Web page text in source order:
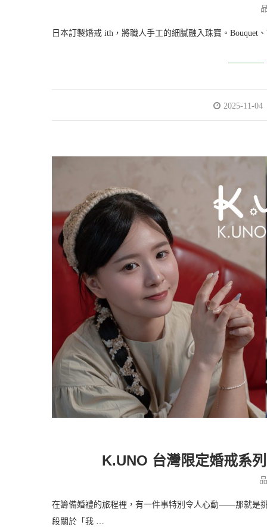
日本訂製婚戒 ith，將職人手工的細膩融入珠寶。Bouquet
2025-11-04
K.UNO 台灣限定婚戒系
在籌備婚禮的旅程裡，有一件事特別令人心動——那就是
段關於「我 …